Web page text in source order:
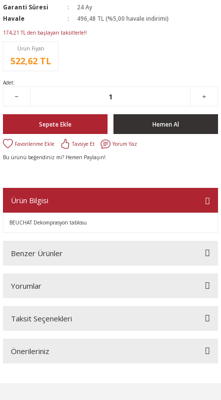
Garanti Süresi
24 Ay
Havale
496,48 TL (%5,00 havale indirimi)
174,21 TL den başlayan taksitlerle!!
Ürün Fiyatı
522,62 TL
Adet:
Sepete Ekle Hemen Al
Tavsiye Et
Yorum Yaz
Bu ürünü beğendiniz mi? Hemen Paylaşın!
Ürün Bilgisi
BEUCHAT Dekomprasyon tablosu
Benzer Ürünler
Yorumlar
Taksit Seçenekleri
Önerileriniz